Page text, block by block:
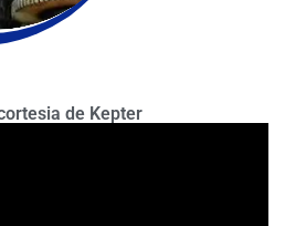
de Kepter